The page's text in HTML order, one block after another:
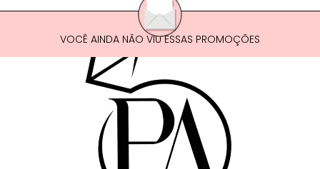
VOCÊ AINDA NÃO VIU ESSAS PROMOÇÕES